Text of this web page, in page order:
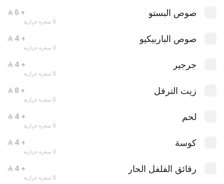
صوص البستو + ⁨⁦‪‬ 6⁩
0 سعرة حرارية
صوص الباربيكيو + ⁨⁦‪‬ 4⁩
0 سعرة حرارية
جرجير + ⁨⁦‪‬ 4⁩
0 سعرة حرارية
زيت الترفل + ⁨⁦‪‬ 8⁩
0 سعرة حرارية
لحم + ⁨⁦‪‬ 4⁩
0 سعرة حرارية
كوسة + ⁨⁦‪‬ 4⁩
0 سعرة حرارية
رقائق الفلفل الحار + ⁨⁦‪‬ 4⁩
0 سعرة حرارية